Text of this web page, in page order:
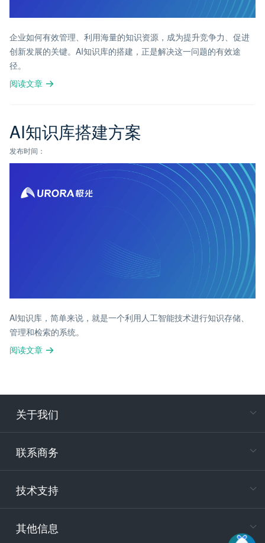
企业如何有效管理、利用海量的知识资源，成为提升竞争力、促进
创新发展的关键。AI知识库的搭建，正是解决这一问题的有效途
径。
阅读文章
AI知识库搭建方案
发布时间：
AI知识库，简单来说，就是一个利用人工智能技术进行知识存储、
管理和检索的系统。
阅读文章
关于我们
联系商务
技术支持
其他信息
电
400-